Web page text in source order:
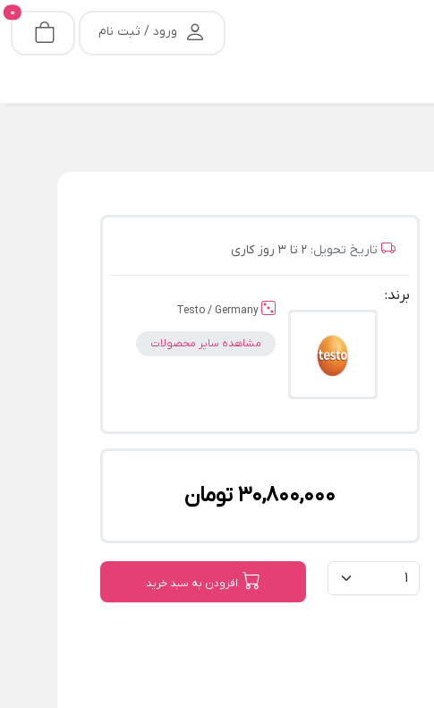
ورود / ثبت نام
0
تاریخ تحویل: 2 تا 3 روز کاری
برند:
Testo / Germany
مشاهده سایر محصولات
30,800,000 تومان
افزودن به سبد خرید